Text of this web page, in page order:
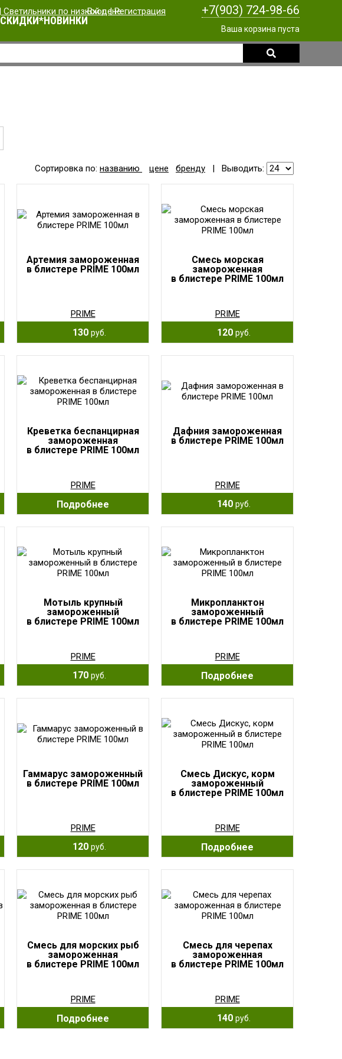
Вход|Регистрация +7(903) 724-98-66
Ваша корзина пуста
СКИДКИ*НОВИНКИ
Сортировка по: названию цене бренду | Выводить:
Артемия замороженная
в блистере PRIME 100мл
PRIME
130 руб.
Смесь морская
замороженная
в блистере PRIME 100мл
PRIME
120 руб.
Креветка беспанцирная
замороженная
в блистере PRIME 100мл
PRIME
Подробнее
Дафния замороженная
в блистере PRIME 100мл
PRIME
140 руб.
Мотыль крупный
замороженный
в блистере PRIME 100мл
PRIME
170 руб.
Микропланктон
замороженный
в блистере PRIME 100мл
PRIME
Подробнее
Гаммарус замороженный
в блистере PRIME 100мл
PRIME
120 руб.
Смесь Дискус, корм
замороженный
в блистере PRIME 100мл
PRIME
Подробнее
Смесь для морских рыб
замороженная
в блистере PRIME 100мл
PRIME
Подробнее
Смесь для черепах
замороженная
в блистере PRIME 100мл
PRIME
140 руб.